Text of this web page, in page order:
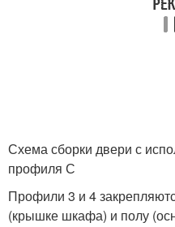
Схема сборки двери с
профиля С
Профили 3 и 4
(крышке шкафа) и полу